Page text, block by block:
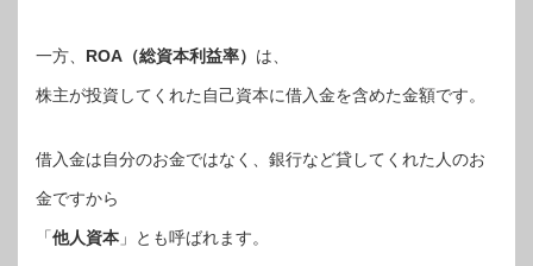
一方、 ROA（総資本利益率） は、
株主が投資してくれた自己資本に借入金を含めた金額です。
借入金は自分のお金ではなく、銀行など貸してくれた人のお
金ですから
「他人資本 」とも呼ばれます。